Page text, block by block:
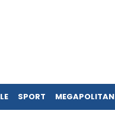
SPORT MEGAPOLITAN